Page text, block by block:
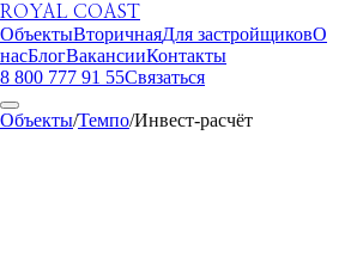
ROYAL COAST
ОбъектыВторичнаяДля застройщиковО
насБлогВакансииКонтакты
8 800 777 91 55Связаться
Объекты/Темпо/Инвест-расчёт